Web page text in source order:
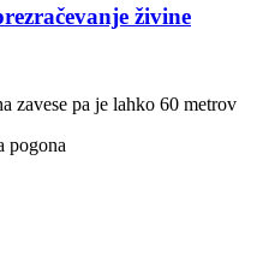
živine
zavese pa je lahko 60 metrov
pogona